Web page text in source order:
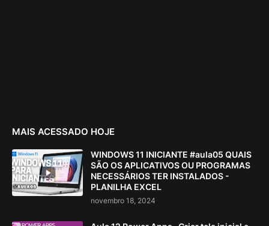
MAIS ACESSADO HOJE
WINDOWS 11 INICIANTE #aula05 QUAIS
SÃO OS APLICATIVOS OU PROGRAMAS
NECESSÁRIOS TER INSTALADOS -
PLANILHA EXCEL
novembro 18, 2024